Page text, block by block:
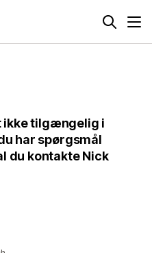
ikke tilgængelig i
har spørgsmål
du kontakte Nick